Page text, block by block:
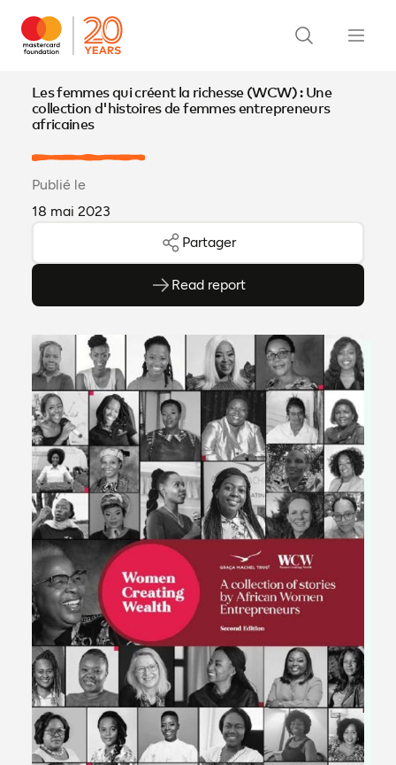
Les femmes qui créent la richesse (WCW) : Une
collection d'histoires de femmes entrepreneurs
africaines
Publié le
18 mai 2023
Partager
Read report
(ouvre en PDF)
(ouvre dans un nouvel onglet)